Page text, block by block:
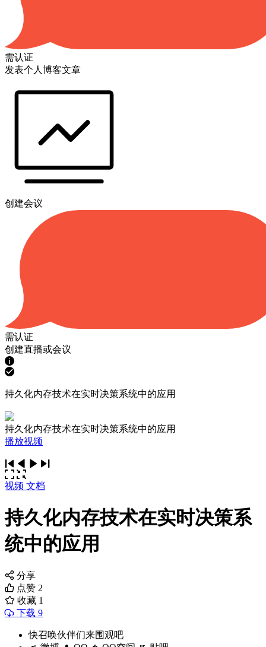
需认证
发表个人博客文章
创建会议
需认证
创建直播或会议
持久化内存技术在实时决策系统中的应用
持久化内存技术在实时决策系统中的应用
播放视频
视频 文档
持久化内存技术在实时决策系
统中的应用
分享
点赞 2
收藏 1
下载 9
快召唤伙伴们来围观吧